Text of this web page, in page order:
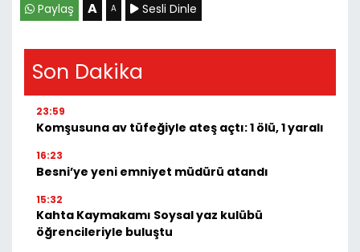
Paylaş
A A Sesli Dinle
Son Dakika
23:59
Komşusuna av tüfeğiyle ateş açtı: 1 ölü, 1 yaralı
16:23
Besni’ye yeni emniyet müdürü atandı
15:32
Kahta Kaymakamı Soysal yaz kulübü
öğrencileriyle buluştu